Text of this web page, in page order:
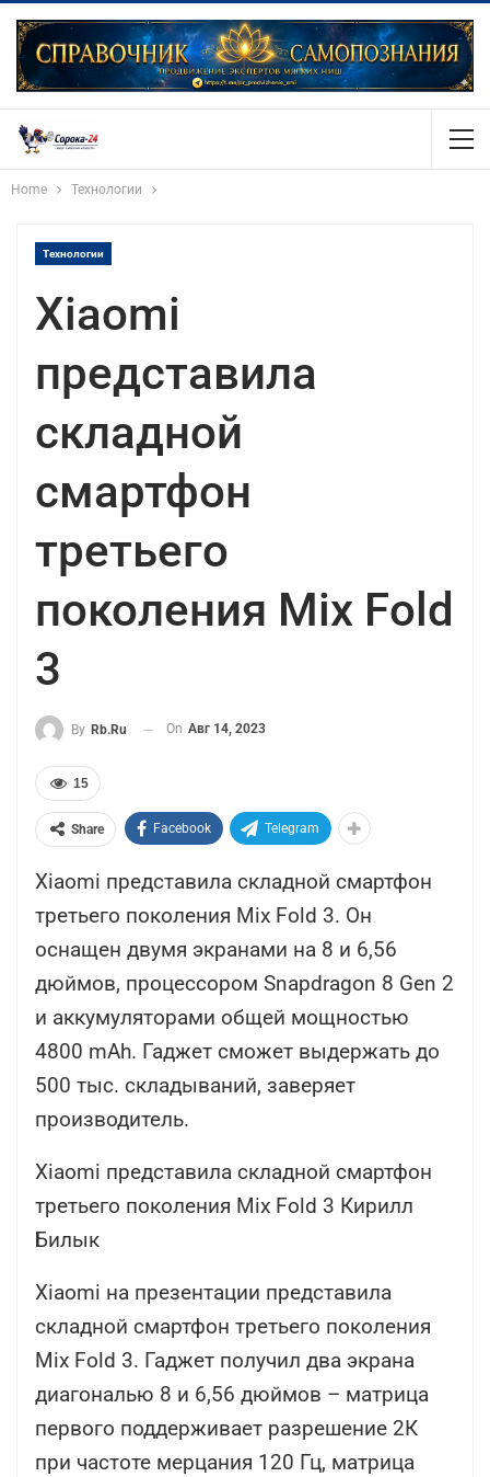
Home Технологии
Технологии
Xiaomi
представила
складной
смартфон
третьего
поколения Mix Fold
3
By Rb.ru On Авг 14, 2023
15
Share Facebook Telegram
Xiaomi представила складной смартфон
третьего поколения Mix Fold 3. Он
оснащен двумя экранами на 8 и 6,56
дюймов, процессором Snapdragon 8 Gen 2
и аккумуляторами общей мощностью
4800 mAh. Гаджет сможет выдержать до
500 тыс. складываний, заверяет
производитель.
Xiaomi представила складной смартфон
третьего поколения Mix Fold 3 Кирилл
Билык
Xiaomi на презентации представила
складной смартфон третьего поколения
Mix Fold 3. Гаджет получил два экрана
диагональю 8 и 6,56 дюймов – матрица
первого поддерживает разрешение 2К
при частоте мерцания 120 Гц, матрица